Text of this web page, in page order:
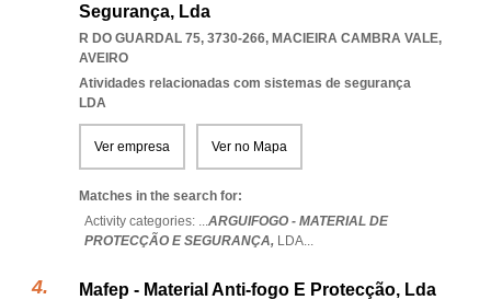
Segurança, Lda
R DO GUARDAL 75, 3730-266, MACIEIRA CAMBRA VALE,
AVEIRO
Atividades relacionadas com sistemas de segurança
LDA
Ver empresa Ver no Mapa
Matches in the search for:
Activity categories: ...ARGUIFOGO - MATERIAL DE
PROTECÇÃO E SEGURANÇA, LDA...
Mafep - Material Anti-fogo E Protecção, Lda